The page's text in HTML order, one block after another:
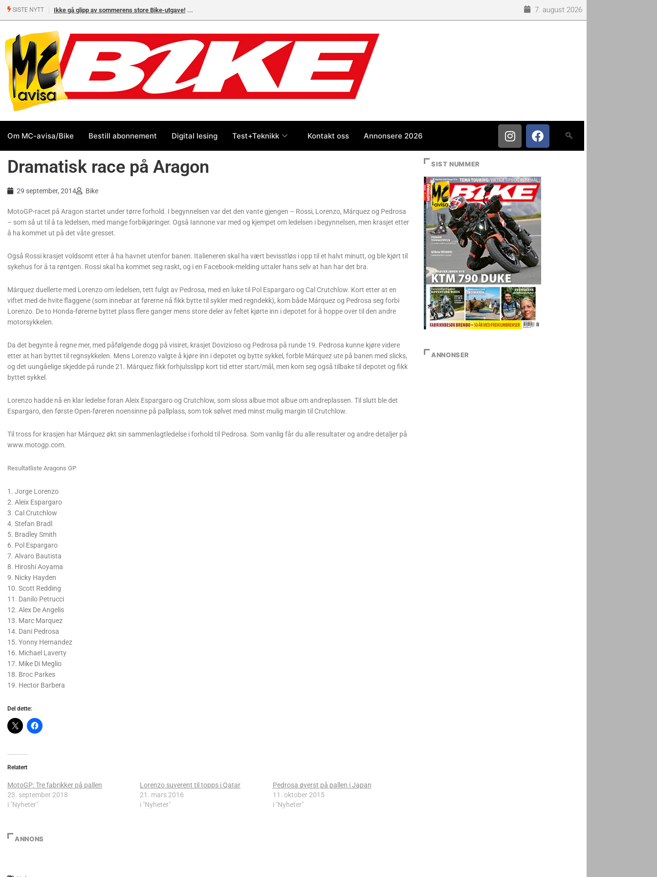
SISTE NYTT Ikke gå glipp av sommerens store Bike-utgave! 7. august 2026
Om MC-avisa/Bike Bestill abonnement Digital lesing Test+Teknikk Kontakt oss Annonsere 2026
Dramatisk race på Aragon
29 september, 2014 Bike
MotoGP-racet på Aragon startet under tørre forhold. I begynnelsen var det den vante gjengen – Rossi, Lorenzo, Márquez og Pedrosa
– som så ut til å ta ledelsen, med mange forbikjøringer. Også Iannone var med og kjempet om ledelsen i begynnelsen, men krasjet etter
å ha kommet ut på det våte gresset.
Også Rossi krasjet voldsomt etter å ha havnet utenfor banen. Italieneren skal ha vært bevisstløs i opp til et halvt minutt, og ble kjørt til
sykehus for å ta røntgen. Rossi skal ha kommet seg raskt, og i en Facebook-melding uttaler hans selv at han har det bra.
Márquez duellerte med Lorenzo om ledelsen, tett fulgt av Pedrosa, med en luke til Pol Espargaro og Cal Crutchlow. Kort etter at en
viftet med de hvite flaggene (som innebar at førerne nå fikk bytte til sykler med regndekk), kom både Márquez og Pedrosa seg forbi
Lorenzo. De to Honda-førerne byttet plass flere ganger mens store deler av feltet kjørte inn i depotet for å hoppe over til den andre
motorsykkelen.
Da det begynte å regne mer, med påfølgende dogg på visiret, krasjet Dovizioso og Pedrosa på runde 19. Pedrosa kunne kjøre videre
etter at han byttet til regnsykkelen. Mens Lorenzo valgte å kjøre inn i depotet og bytte sykkel, forble Márquez ute på banen med slicks,
og det uungåelige skjedde på runde 21. Márquez fikk forhjulsslipp kort tid etter start/mål, men kom seg også tilbake til depotet og fikk
byttet sykkel.
Lorenzo hadde nå en klar ledelse foran Aleix Espargaro og Crutchlow, som sloss albue mot albue om andreplassen. Til slutt ble det
Espargaro, den første Open-føreren noensinne på pallplass, som tok sølvet med minst mulig margin til Crutchlow.
Til tross for krasjen har Márquez økt sin sammenlagtledelse i forhold til Pedrosa. Som vanlig får du alle resultater og andre detaljer på
www.motogp.com.
Resultatliste Aragons GP
1. Jorge Lorenzo
2. Aleix Espargaro
3. Cal Crutchlow
4. Stefan Bradl
5. Bradley Smith
6. Pol Espargaro
7. Alvaro Bautista
8. Hiroshi Aoyama
9. Nicky Hayden
10. Scott Redding
11. Danilo Petrucci
12. Alex De Angelis
13. Marc Marquez
14. Dani Pedrosa
15. Yonny Hernandez
16. Michael Laverty
17. Mike Di Meglio
18. Broc Parkes
19. Hector Barbera
Del dette:
Relatert
MotoGP: Tre fabrikker på pallen
23. september 2018
i "Nyheter"
Lorenzo suverent til topps i Qatar
21. mars 2016
i "Nyheter"
Pedrosa øverst på pallen i Japan
11. oktober 2015
i "Nyheter"
ANNONS
SIST NUMMER
ANNONSER